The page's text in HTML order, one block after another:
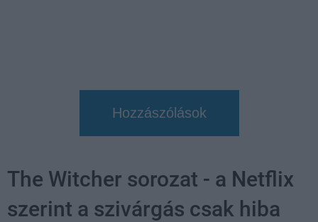
Hozzászólások
The Witcher sorozat - a Netflix
szerint a szivárgás csak hiba